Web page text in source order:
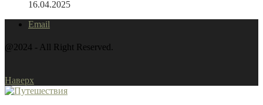
16.04.2025
Email
@2024 - All Right Reserved.
Наверх